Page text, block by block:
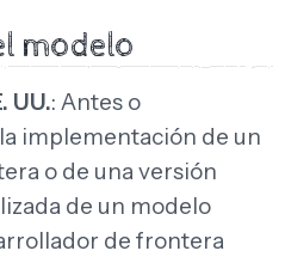
modelo
UU.: Antes o
implementación de un
o de una versión
de un modelo
de frontera